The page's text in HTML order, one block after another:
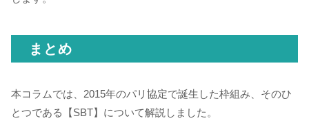
まとめ
本コラムでは、2015年のパリ協定で誕生した枠組み、そのひ
とつである【SBT】について解説しました。